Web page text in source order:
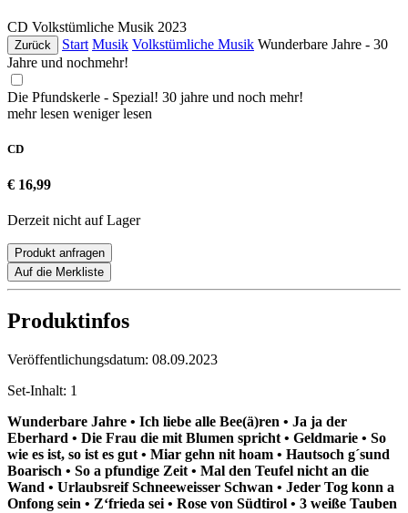
CD Volkstümliche Musik 2023
Zurück Start Musik Volkstümliche Musik Wunderbare Jahre - 30
Jahre und nochmehr!
Die Pfundskerle - Spezial! 30 jahre und noch mehr!
mehr lesen weniger lesen
CD
€ 16,99
Derzeit nicht auf Lager
Produkt anfragen
Auf die Merkliste
Produktinfos
Veröffentlichungsdatum: 08.09.2023
Set-Inhalt: 1
Wunderbare Jahre • Ich liebe alle Bee(ä)ren • Ja ja der
Eberhard • Die Frau die mit Blumen spricht • Geldmarie • So
wie es ist, so ist es gut • Miar gehn nit hoam • Hautsoch g´sund
Boarisch • So a pfundige Zeit • Mal den Teufel nicht an die
Wand • Urlaubsreif Schneeweisser Schwan • Jeder Tog konn a
Onfong sein • Z‘frieda sei • Rose von Südtirol • 3 weiße Tauben